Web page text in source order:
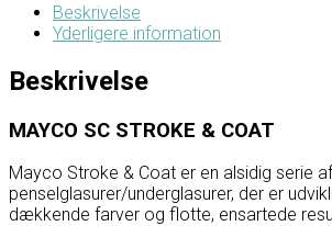
Beskrivelse
Yderligere information
Beskrivelse
MAYCO SC STROKE & COAT
Mayco Stroke & Coat er en alsidig serie af
penselglasurer/underglasurer, der er
dækkende farver og flotte, ensartede